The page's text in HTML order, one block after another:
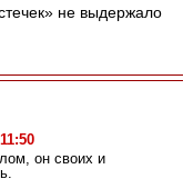
не выдержало
он своих и